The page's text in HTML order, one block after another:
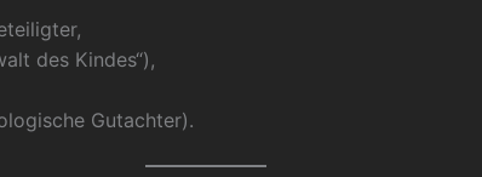
des Kindes“),
Gutachter).